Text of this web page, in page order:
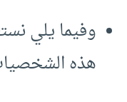
وفيما يلي
هذه